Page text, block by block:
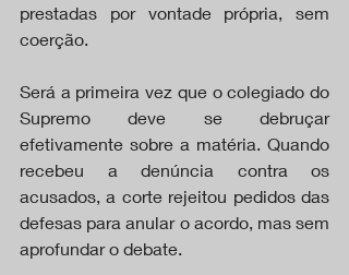
prestadas por vontade própria, sem
coerção.
Será a primeira vez que o colegiado do
Supremo deve se debruçar
efetivamente sobre a matéria. Quando
recebeu a denúncia contra os
acusados, a corte rejeitou pedidos das
defesas para anular o acordo, mas sem
aprofundar o debate.